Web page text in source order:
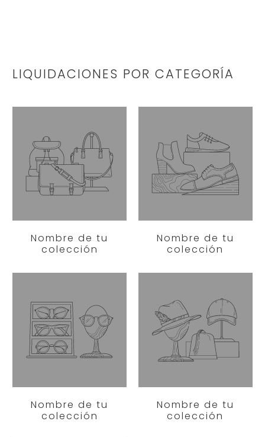
LIQUIDACIONES POR CATEGORÍA
Nombre de tu
colección
Nombre de tu
colección
Nombre de tu
colección
Nombre de tu
colección